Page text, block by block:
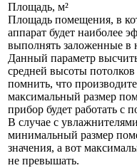
Площадь, м²
Площадь помещения, в
аппарат будет наиболее
выполнять заложенные в
Данный параметр
средней высоты
помнить, что
максимальный размер
прибор будет работать с
В случае с
минимальный размер
значения, а вот
не превышать.